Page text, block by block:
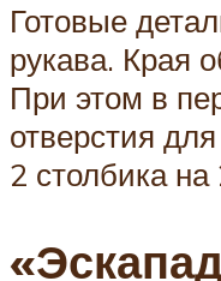
Готовые
рукава. Края
При этом в
отверстия
2 столбика